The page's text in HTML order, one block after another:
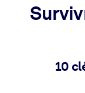
Intégrez des
10